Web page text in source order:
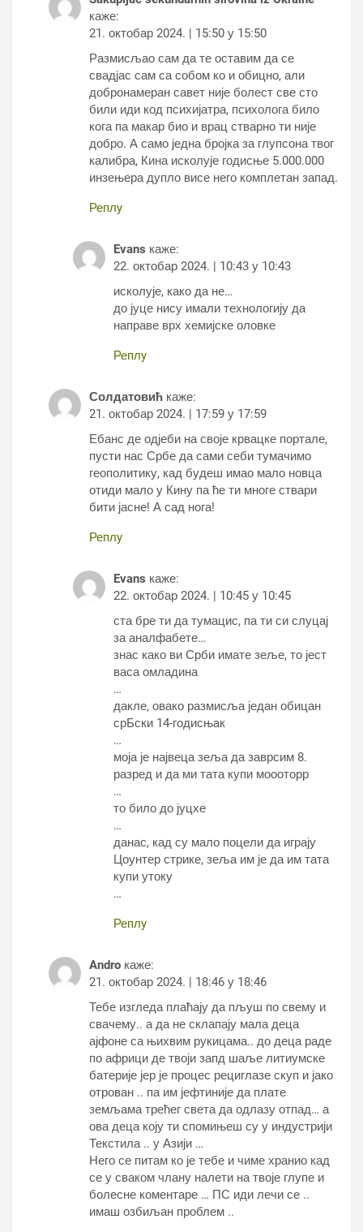
каже:
21. октобар 2024. | 15:50 у 15:50
Размисљао сам да те оставим да се
свадјас сам са собом ко и обицно, али
добронамеран савет није болест све сто
били иди код психијатра, психолога било
кога па макар био и врац стварно ти није
добро. А само једна бројка за глупсона твог
калибра, Кина исколује годисње 5.000.000
инзењера дупло висе него комплетан запад.
Реплy
Evans каже:
22. октобар 2024. | 10:43 у 10:43
исколује, како да не…
до јуце нису имали технологију да
направе врх хемијске оловке
Реплy
Солдатовић каже:
21. октобар 2024. | 17:59 у 17:59
Ебанс де одјеби на своје крвацке портале,
пусти нас Србе да сами себи тумачимо
геополитику, кад будеш имао мало новца
отиди мало у Кину па ће ти многе ствари
бити јасне! А сад нога!
Реплy
Evans каже:
22. октобар 2024. | 10:45 у 10:45
ста бре ти да тумацис, па ти си слуцај
за аналфабете…
знас како ви Срби имате зеље, то јест
васа омладина
…
дакле, овако размисља један обицан
срБски 14-годисњак
…
моја је највеца зеља да заврсим 8.
разред и да ми тата купи моооторр
…
то било до јуцхе
…
данас, кад су мало поцели да играју
Цоунтер стрике, зеља им је да им тата
купи утоку
…
Реплy
Andro каже:
21. октобар 2024. | 18:46 у 18:46
Тебе изгледа плаћају да пљуш по свему и
свачему.. а да не склапају мала деца
ајфоне са њихвим рукицама.. до деца раде
по африци де твоји запд шаље литиумске
батерије јер је процес рециглазе скуп и јако
отрован .. па им јефтиније да плате
земљама трећег света да одлазу отпад… а
ова деца коју ти спомињеш су у индустрији
Текстила .. у Азији …
Него се питам ко је тебе и чиме хранио кад
се у сваком члану налети на твоје глупе и
болесне коментаре … ПС иди лечи се ..
имаш озбиљан проблем ..